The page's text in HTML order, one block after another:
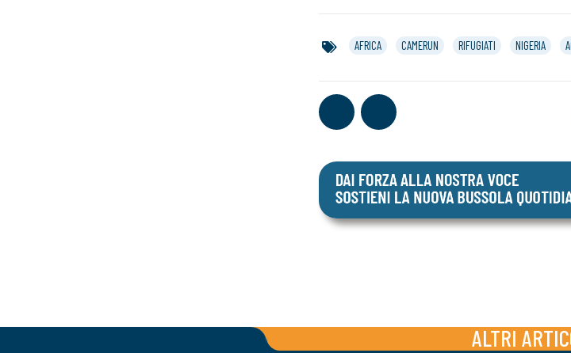
AFRICA CAMERUN RIFUGIATI NIGERIA
ALTRI